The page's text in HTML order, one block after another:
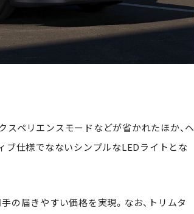
スペリエンスモードなどが省かれたほか、ヘ
ブ仕様でなないシンプルなLEDライトとな
の届きやすい価格を実現。なお、トリムタ